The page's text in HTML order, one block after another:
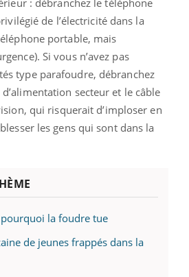
de l’électricité dans la
portable, mais
Si vous n’avez pas
type parafoudre, débranchez
secteur et le câble
qui risquerait d’imploser en
les gens qui sont dans la
la foudre tue
de jeunes frappés dans la